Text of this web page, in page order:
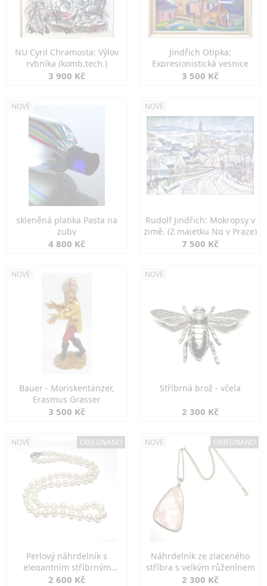
NU Cyril Chramosta: Výlov
rybníka (komb.tech.)
3 900 Kč
Jindřich Otipka:
Expresionistická vesnice
3 500 Kč
NOVÉ
skleněná platika Pasta na
zuby
4 800 Kč
NOVÉ
Rudolf Jindřich: Mokropsy v
zimě. (Z majetku Ng v Praze)
7 500 Kč
NOVÉ
Bauer - Moriskentänzer,
Erasmus Grasser
3 500 Kč
NOVÉ
Stříbrná brož - včela
2 300 Kč
NOVÉ OBJEDNÁNO
Perlový náhrdelník s
elegantním stříbrným
zapínáním
2 600 Kč
NOVÉ OBJEDNÁNO
Náhrdelník ze zlaceného
stříbra s velkým růženínem
2 300 Kč